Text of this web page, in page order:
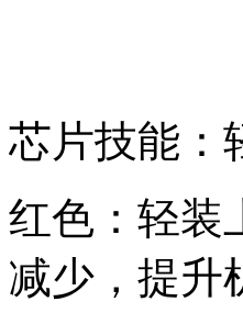
芯片技能：
红色：轻装
减少，提升